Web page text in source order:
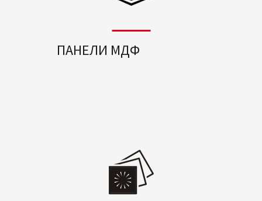
ПАНЕЛИ МДФ